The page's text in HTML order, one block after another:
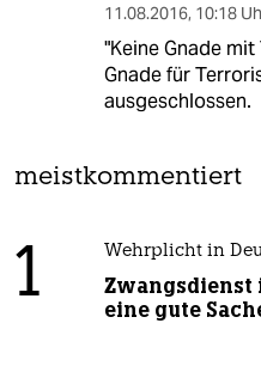
11.08.2016, 10:18
"Keine Gnade
Gnade für
ausgeschlossen.
meistkommentiert
1 Wehrplicht in
Zwangsdienst
eine gute